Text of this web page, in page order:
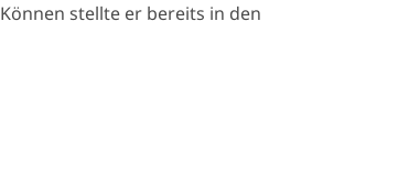
Können stellte er bereits in den